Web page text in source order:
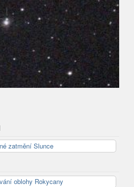
zatmění Slunce
oblohy Rokycany